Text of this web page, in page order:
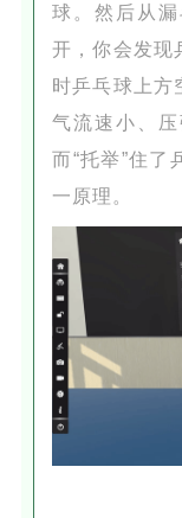
球。然后从
开，你会发现
时乒乓球上方
气流速小、
而“托举”住了
一原理。